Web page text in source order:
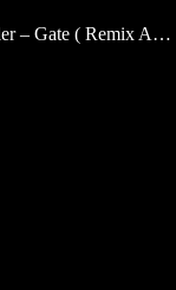
B3 The Miller – Gate ( Remix Annē )